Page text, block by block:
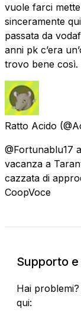
vuole farci
sinceramente
passata da
anni pk c’era
trovo bene così.
Ratto Acido
@Fortunablu17
vacanza a
cazzata di
CoopVoce
Supporto
Hai
qui: